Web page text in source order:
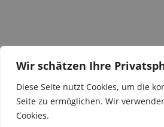
Wir schätzen Ihre
Diese Seite nutzt Cookies, um die
Seite zu ermöglichen. Wir
Cookies.
DATENSCHUTZ